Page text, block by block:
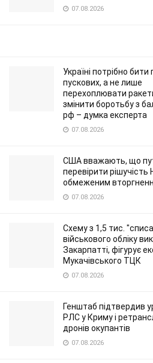
07.08.2026
Україні потрібно бити
пускових, а не лише
перехоплювати
змінити боротьбу з
рф – думка експерта
07.08.2026
США вважають, що
перевірити
обмеженим
07.08.2026
Схему з 1,5 тис.
військового обліку
Закарпатті, фігурує
Мукачівського ТЦК
07.08.2026
Генштаб підтвердив
РЛС у Криму і
дронів окупантів
07.08.2026